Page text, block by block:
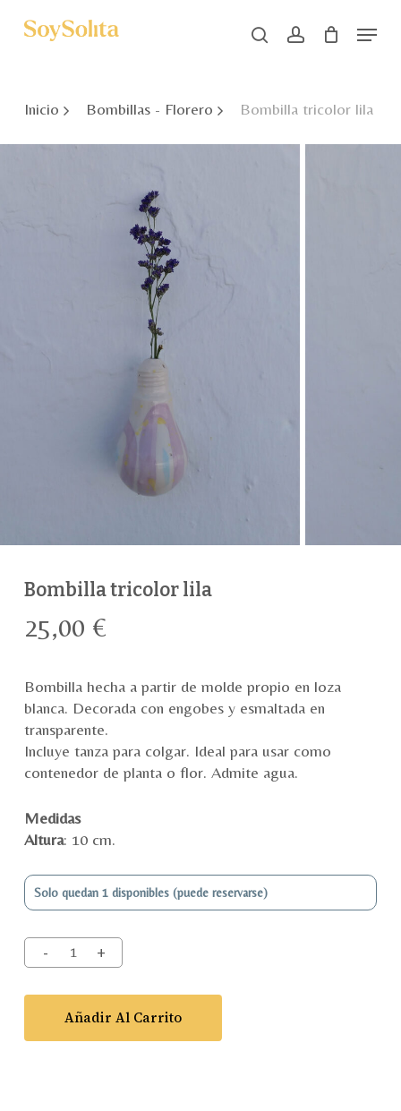
search account
Menu
Inicio Bombillas - Florero Bombilla tricolor lila
Bombilla tricolor lila
25,00 €
Bombilla hecha a partir de molde propio en loza
blanca. Decorada con engobes y esmaltada en
transparente.
Incluye tanza para colgar. Ideal para usar como
contenedor de planta o flor. Admite agua.
Medidas
Altura: 10 cm.
Solo quedan 1 disponibles (puede reservarse)
Añadir Al Carrito